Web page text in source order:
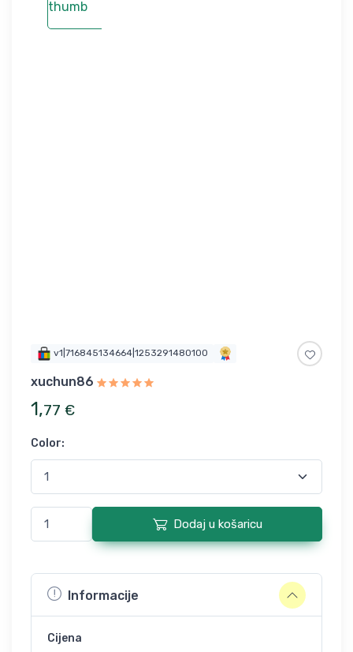
v1|716845134664|1253291480100
xuchun86
1,77 €
Color:
Dodaj u košaricu
Informacije
Cijena